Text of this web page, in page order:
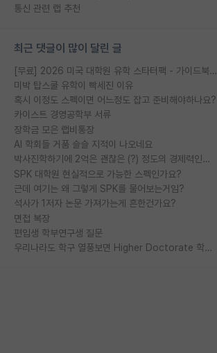
통신 관련 랩 추천
최근 댓글이 많이 달린 글
[무료] 2026 미국 대학원 유학 스타터팩 - 가이드북 & 합격자 컨택메일 템플릿
미박 탑스쿨 유학이 빡세진 이유
혹시 이정도 스펙이면 어느정도 잡고 준비해야하나요?
카이스트 경영공학부 서류
장학금 모은 랩비통장
AI 학회들 거품 슬슬 지적이 나오네요
박사진학하기에 2억은 괜찮은 (?) 정도의 경제력인가요
SPK 대학원 현실적으로 가능한 스펙인가요?
근데 여기는 왜 그렇게 SPK를 물어보는거임?
석사가 1저자 논문 가져가는게 흔한건가요?
면접 복장
편입생 학부연구생 질문
우리나라도 학구 열풍보면 Higher Doctorate 학위가 필요하다고 봅니다.